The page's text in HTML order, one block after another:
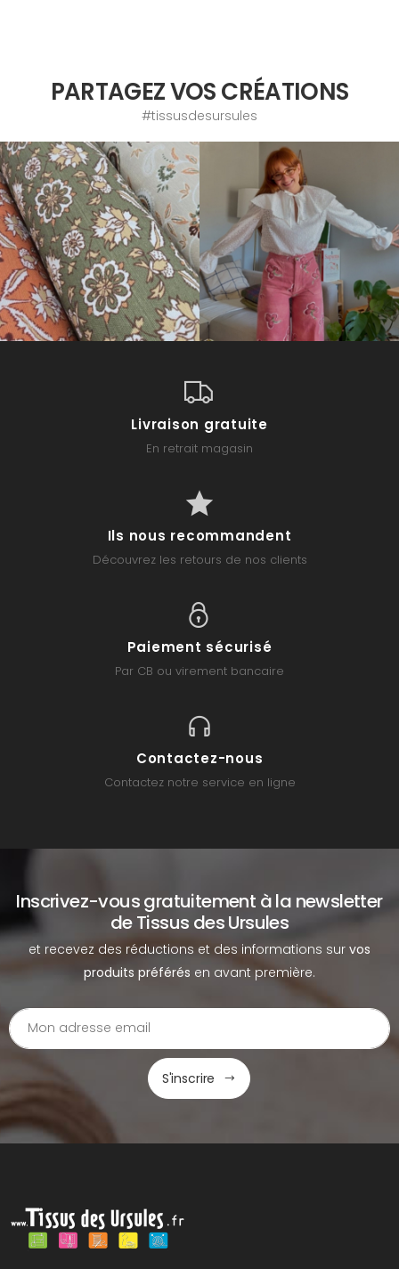
PARTAGEZ VOS CRÉATIONS
#tissusdesursules
Livraison gratuite
En retrait magasin
Ils nous recommandent
Découvrez les retours de nos clients
Paiement sécurisé
Par CB ou virement bancaire
Contactez-nous
Contactez notre service en ligne
Inscrivez-vous gratuitement à la newsletter
de Tissus des Ursules
et recevez des réductions et des informations sur vos
produits préférés en avant première.
S'inscrire